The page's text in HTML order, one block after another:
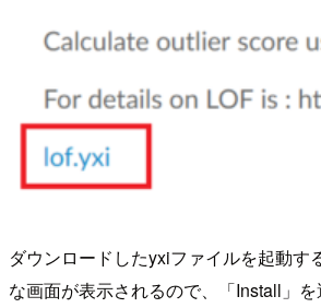
ダウンロードしたyxiファイルを起動す
な画面が表示されるので、「Install」